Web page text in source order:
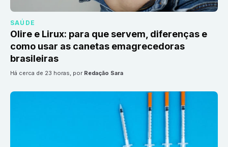
SAÚDE
Olire e Lirux: para que servem, diferenças e
como usar as canetas emagrecedoras
brasileiras
há cerca de 23 horas, por Redação Sara